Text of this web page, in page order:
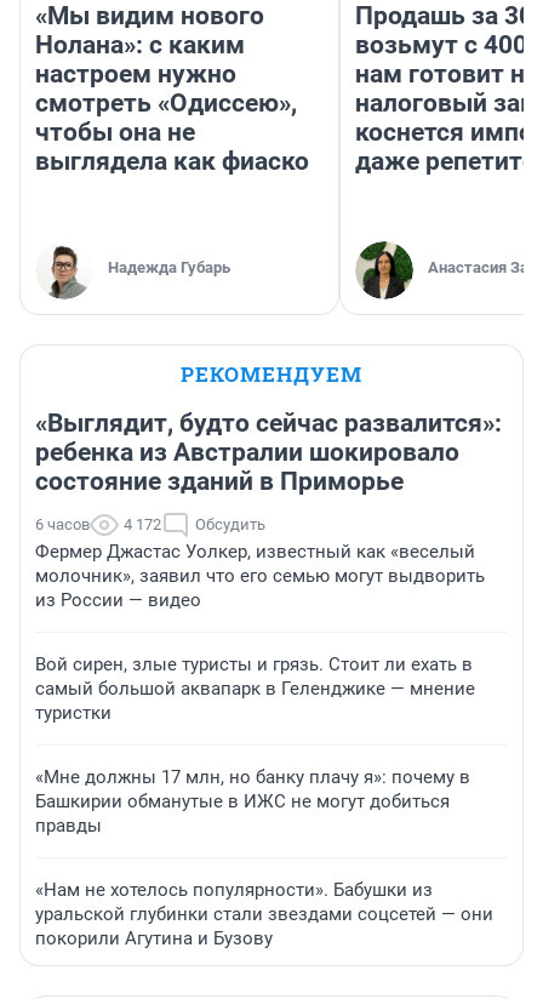
«Мы видим нового
Нолана»: с каким
настроем нужно
смотреть «Одиссею»,
чтобы она не
выглядела как фиаско
Надежда Губарь
Продашь за
возьмут с
нам готовит
налоговый
коснется
даже
Анастасия
РЕКОМЕНДУЕМ
«Выглядит, будто сейчас развалится»:
ребенка из Австралии шокировало
состояние зданий в Приморье
6 часов 4 172 Обсудить
Фермер Джастас Уолкер, известный как «веселый
молочник», заявил что его семью могут выдворить
из России — видео
Вой сирен, злые туристы и грязь. Стоит ли ехать в
самый большой аквапарк в Геленджике — мнение
туристки
«Мне должны 17 млн, но банку плачу я»: почему в
Башкирии обманутые в ИЖС не могут добиться
правды
«Нам не хотелось популярности». Бабушки из
уральской глубинки стали звездами соцсетей — они
покорили Агутина и Бузову